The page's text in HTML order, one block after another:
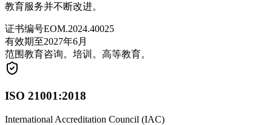
教育服务并不断改进。
证书编号EOM.2024.40025
有效期至2027年6月
范围教育咨询。培训。高等教育。
ISO 21001:2018
International Accreditation Council (IAC)